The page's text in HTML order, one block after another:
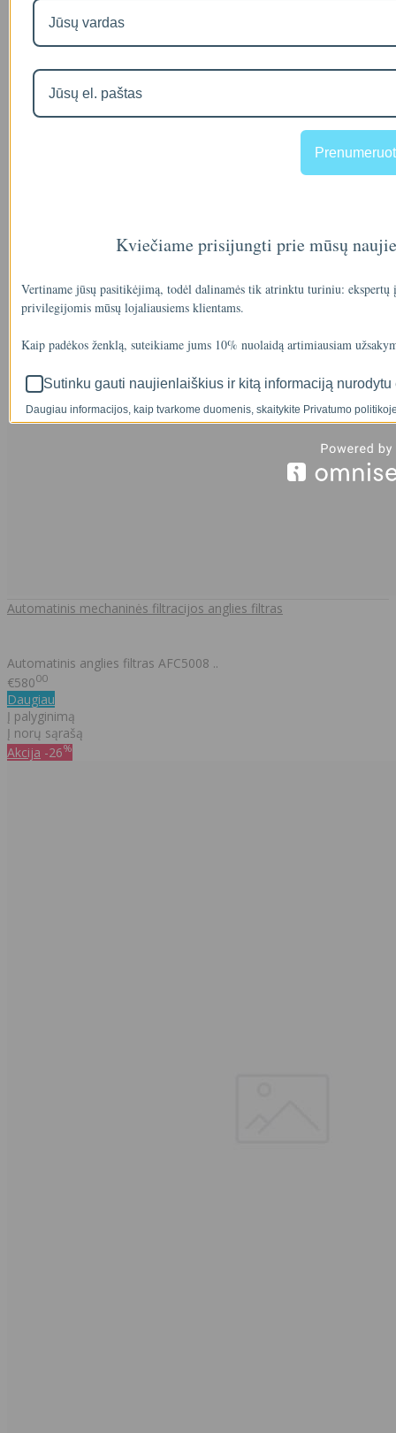
Automatinis mechaninės filtracijos anglies filtras
Automatinis anglies filtras AFC5008 ..
€58000
Daugiau
Į palyginimą
Į norų sąrašą
Akcija -26%
Kviečiame prisijungti prie mūsų
Vertiname jūsų pasitikėjimą, todėl dalinamės tik atrinktu turiniu:
privilegijomis mūsų lojaliausiems klientams.
Kaip padėkos ženklą, suteikiame jums 10% nuolaidą artimiausiam
Sutinku gauti naujienlaiškius ir kitą informaciją
Daugiau informacijos, kaip tvarkome duomenis, skaitykite Privatumo